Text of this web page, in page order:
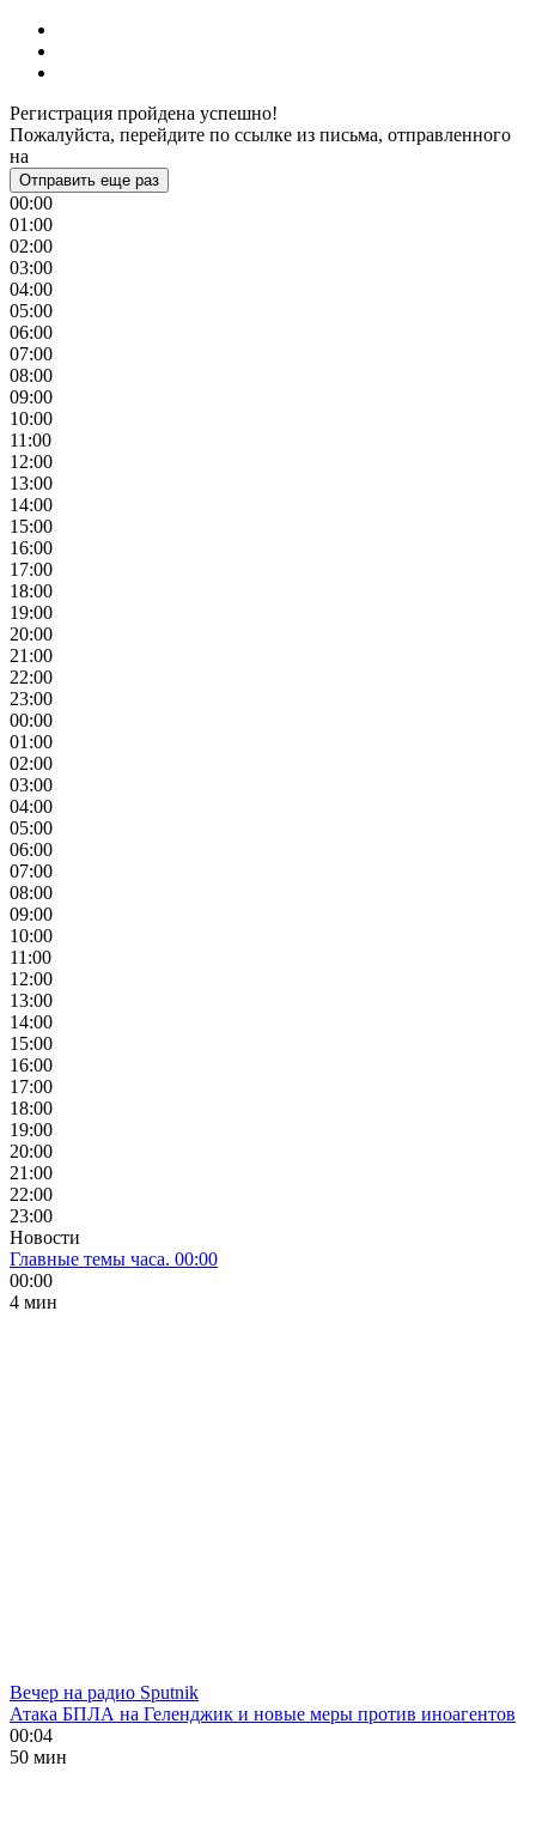
Регистрация пройдена успешно!
Пожалуйста, перейдите по ссылке из письма, отправленного
на
Отправить еще раз
00:00
01:00
02:00
03:00
04:00
05:00
06:00
07:00
08:00
09:00
10:00
11:00
12:00
13:00
14:00
15:00
16:00
17:00
18:00
19:00
20:00
21:00
22:00
23:00
00:00
01:00
02:00
03:00
04:00
05:00
06:00
07:00
08:00
09:00
10:00
11:00
12:00
13:00
14:00
15:00
16:00
17:00
18:00
19:00
20:00
21:00
22:00
23:00
Новости
Главные темы часа. 00:00
00:00
4 мин
Вечер на радио Sputnik
Атака БПЛА на Геленджик и новые меры против иноагентов
00:04
50 мин